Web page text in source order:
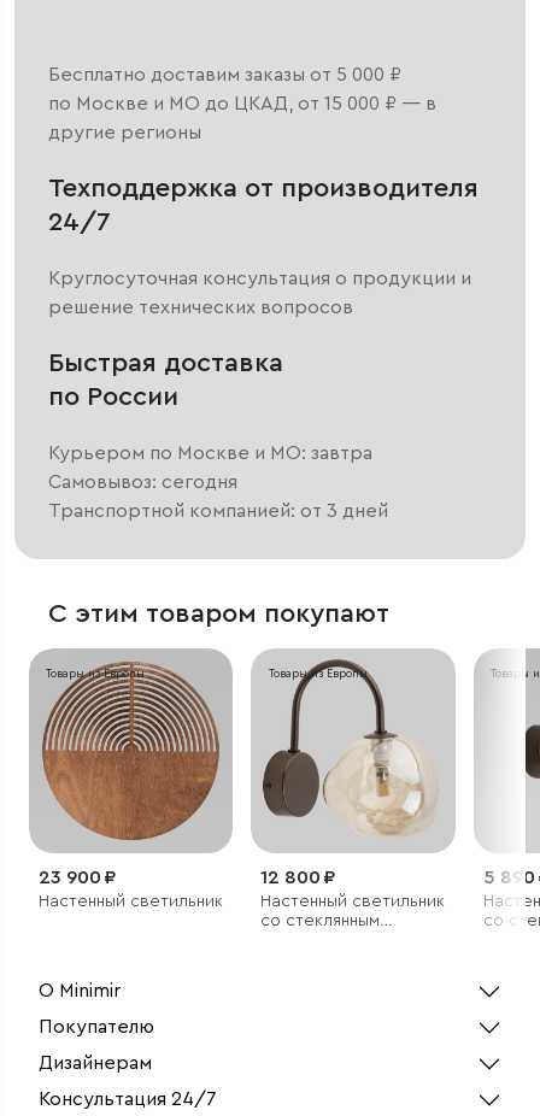
Бесплатно доставим заказы от 5 000 ₽
по Москве и МО до ЦКАД, от 15 000 ₽ — в
другие регионы
Техподдержка от производителя
24/7
Круглосуточная консультация о продукции и
решение технических вопросов
Быстрая доставка
по России
Курьером по Москве и МО: завтра
Самовывоз: сегодня
Транспортной компанией: от 3 дней
С этим товаром покупают
Товары из Европы
23 900 ₽
Настенный светильник
Товары из Европы
12 800 ₽
Настенный светильник
со стеклянным
Товары
5 890
со
О Minimir
Покупателю
Дизайнерам
Консультация 24/7